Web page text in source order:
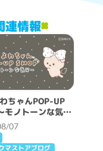
連情報
ちゃんPOP-UP
モノトーンな気分
定！
07
マストアブログ